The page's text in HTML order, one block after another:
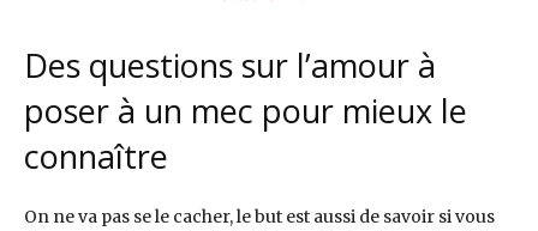
Des questions sur l’amour à
poser à un mec pour mieux le
connaître
On ne va pas se le cacher, le but est aussi de savoir si vous